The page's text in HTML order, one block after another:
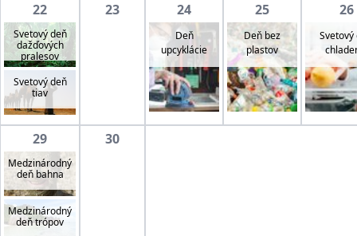
22
Svetový deň
dažďových
pralesov
Svetový deň
tiav
23 24
Deň
upcyklácie
25
Deň bez
plastov
26
Svetový
29
Medzinárodný
deň bahna
Medzinárodný
deň trópov
30